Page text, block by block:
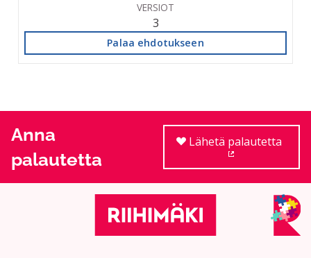
VERSIOT
3
Palaa ehdotukseen
Anna
palautetta
Lähetä palautetta